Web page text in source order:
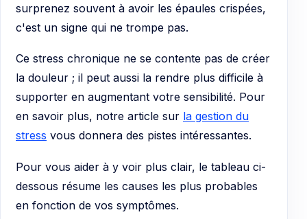
surprenez souvent à avoir les épaules crispées,
c'est un signe qui ne trompe pas.
Ce stress chronique ne se contente pas de créer
la douleur ; il peut aussi la rendre plus difficile à
supporter en augmentant votre sensibilité. Pour
en savoir plus, notre article sur la gestion du
stress vous donnera des pistes intéressantes.
Pour vous aider à y voir plus clair, le tableau ci-
dessous résume les causes les plus probables
en fonction de vos symptômes.